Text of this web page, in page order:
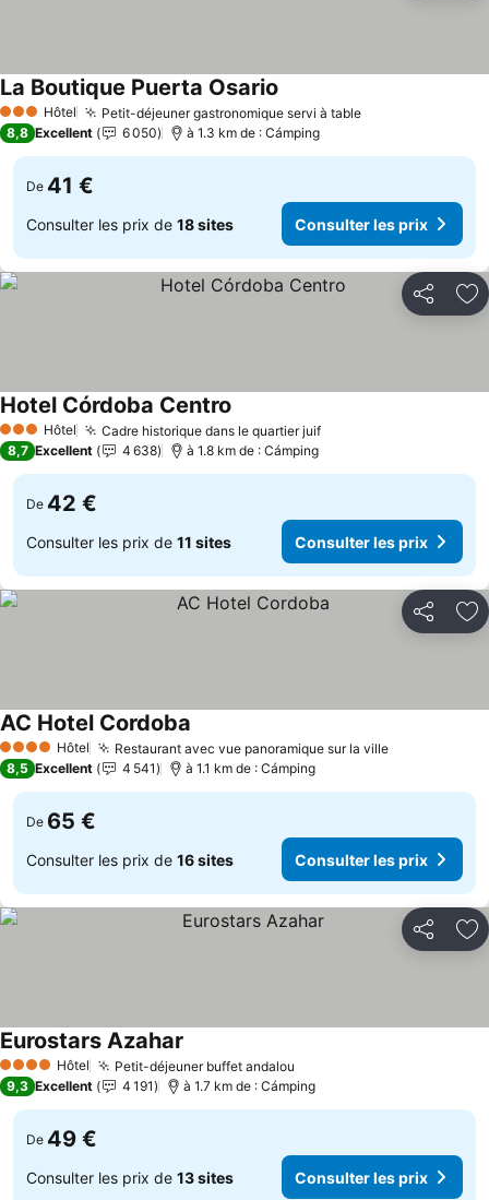
3 ÉtoilesHôtel Petit-déjeuner gastronomique servi à table
La Boutique Puerta Osario
8,8 Excellent 6 050 à 1.3 km de : Cámping
De 41 €
Consulter les prix de 18 sites Consulter les prix
Partager
3 ÉtoilesHôtel Cadre historique dans le quartier juif
Hotel Córdoba Centro
8,7 Excellent 4 638 à 1.8 km de : Cámping
De 42 €
Consulter les prix de 11 sites Consulter les prix
Partager
4 Étoiles Hôtel Restaurant avec vue panoramique sur la ville
AC Hotel Cordoba
8,5 Excellent 4 541 à 1.1 km de : Cámping
De 65 €
Consulter les prix de 16 sites Consulter les prix
Partager
4 Étoiles Hôtel Petit-déjeuner buffet andalou
Eurostars Azahar
9,3 Excellent 4 191 à 1.7 km de : Cámping
De 49 €
Consulter les prix de 13 sites Consulter les prix